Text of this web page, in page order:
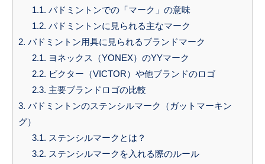
1.1. バドミントンでの「マーク」の意味
1.2. バドミントンに見られる主なマーク
2. バドミントン用具に見られるブランドマーク
2.1. ヨネックス（YONEX）のYYマーク
2.2. ビクター（VICTOR）や他ブランドのロゴ
2.3. 主要ブランドロゴの比較
3. バドミントンのステンシルマーク（ガットマーキン
グ）
3.1. ステンシルマークとは？
3.2. ステンシルマークを入れる際のルール